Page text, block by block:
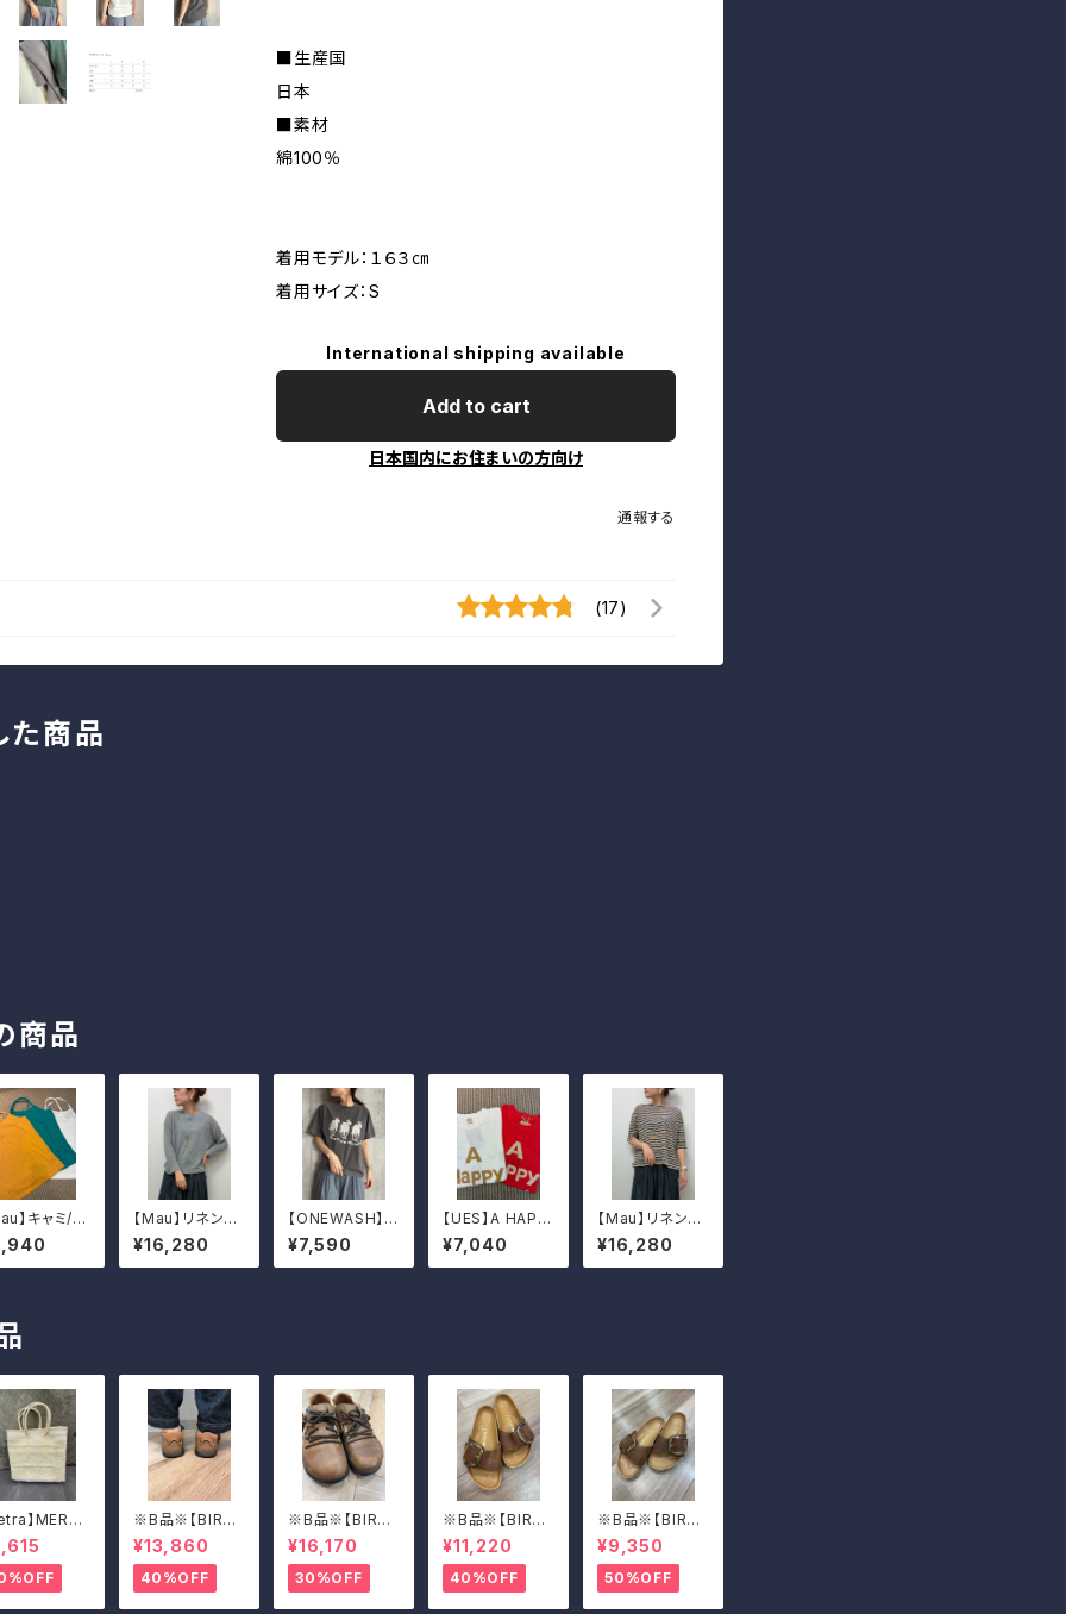
■生産国
日本
■素材
綿100％
着用モデル：１６３㎝
着用サイズ：S
International shipping available
Add to cart
日本国内にお住まいの方向け
通報する
(17)
た商品
商品
】キャミ/2
【Mau】リネンワ
イドロンT
¥16,280
【ONEWASH】フ
ェードプリントT
シャツ（キャメル）
¥7,590
【UES】A HAPP
Y DAY! Tシャツ
¥7,040
【Mau】リネンワ
イド５分袖T
¥16,280
】MERC
※B品※【BIRKE
NSTOCK】Mon
tana/CUOIO 3
7
¥13,860
40%OFF
※B品※【BIRKE
NSTOCK】Mon
tana/CUOIO 3
9
¥16,170
30%OFF
※B品※【BIRKE
N STOCK】Ma
drid Big Buckl
e/マドリッド ビッ
グバックル 39
¥11,220
40%OFF
※B品※【BIRKE
N STOCK】Ma
drid Big Buckl
e/マドリッド ビッ
グバックル 39
¥9,350
50%OFF